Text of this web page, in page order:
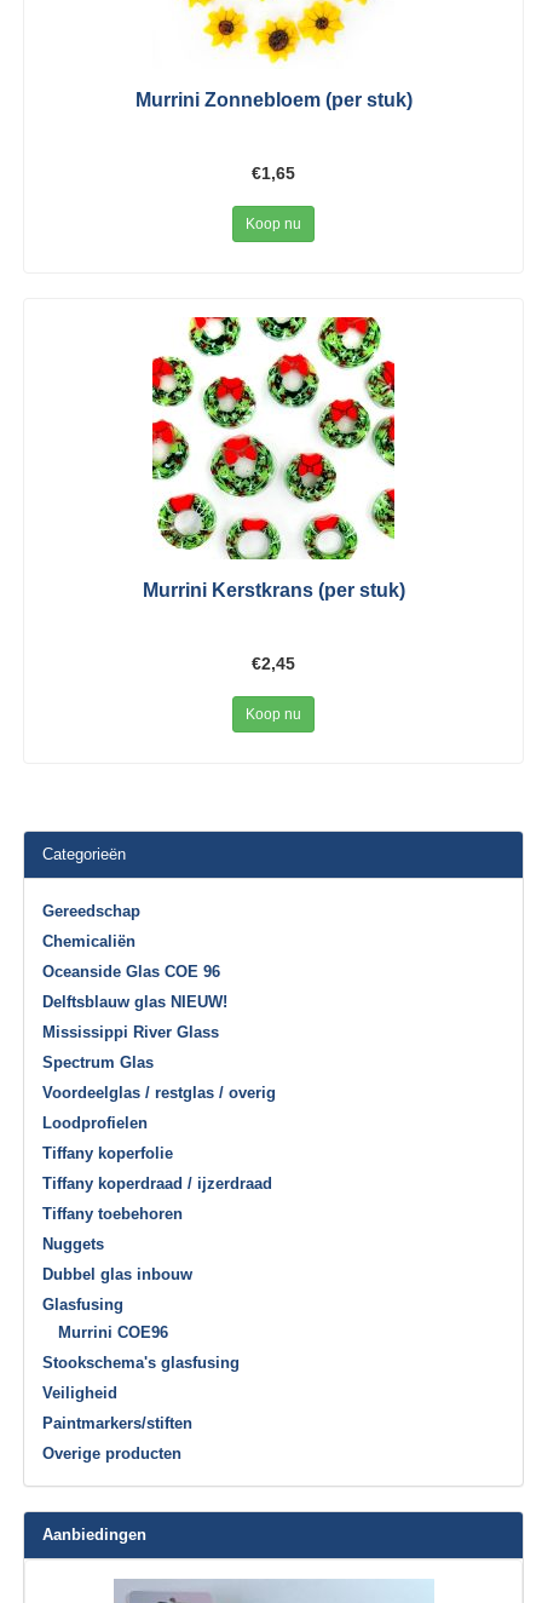
Murrini Zonnebloem (per stuk)
€1,65
Koop nu
Murrini Kerstkrans (per stuk)
€2,45
Koop nu
Categorieën
Gereedschap
Chemicaliën
Oceanside Glas COE 96
Delftsblauw glas NIEUW!
Mississippi River Glass
Spectrum Glas
Voordeelglas / restglas / overig
Loodprofielen
Tiffany koperfolie
Tiffany koperdraad / ijzerdraad
Tiffany toebehoren
Nuggets
Dubbel glas inbouw
Glasfusing
Murrini COE96
Stookschema's glasfusing
Veiligheid
Paintmarkers/stiften
Overige producten
Aanbiedingen